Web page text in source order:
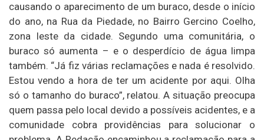
causando o aparecimento de um buraco, desde o início
do ano, na Rua da Piedade, no Bairro Gercino Coelho,
zona leste da cidade. Segundo uma comunitária, o
buraco só aumenta – e o desperdício de água limpa
também. “Já fiz várias reclamações e nada é resolvido.
Estou vendo a hora de ter um acidente por aqui. Olha
só o tamanho do buraco”, relatou. A situação preocupa
quem passa pelo local devido a possíveis acidentes, e a
comunidade cobra providências para solucionar o